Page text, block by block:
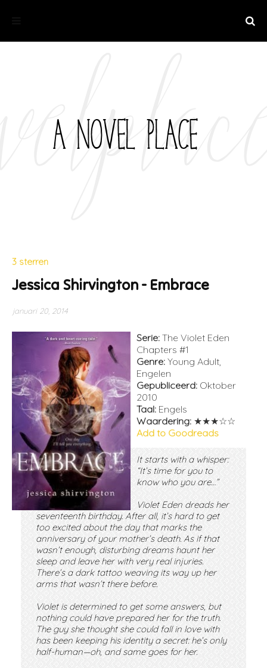
3 sterren
Jessica Shirvington - Embrace
januari 20, 2014
Serie: The Violet Eden
Chapters #1
Genre: Young Adult,
Engelen
Gepubliceerd: Oktober
2010
Taal: Engels
Waardering: ★★★☆☆
Add to Goodreads
It starts with a whisper:
“It’s time for you to
know who you are…”
Violet Eden dreads her
seventeenth birthday. After all, it’s hard to get
too excited about the day that marks the
anniversary of your mother’s death. As if that
wasn’t enough, disturbing dreams haunt her
sleep and leave her with very real injuries.
There’s a dark tattoo weaving its way up her
arms that wasn’t there before.
Violet is determined to get some answers, but
nothing could have prepared her for the truth.
The guy she thought she could fall in love with
has been keeping his identity a secret: he’s only
half-human—oh, and same goes for her.